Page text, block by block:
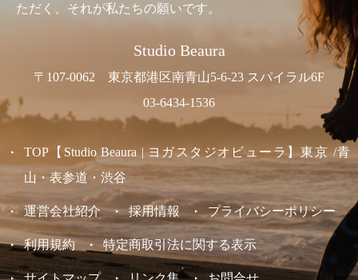
ただく、それが私たちの願いです。
Studio Beaura
〒107-0062 東京都港区南青山5-6-23 スパイラル6F
03-6434-1536
TOP【Studio Beaura | ヨガスタジオビューラ】東京 /青
山・表参道・渋谷
運営会社紹介 採用情報 プライバシーポリシー
利用規約 特定商取引法に関する表示